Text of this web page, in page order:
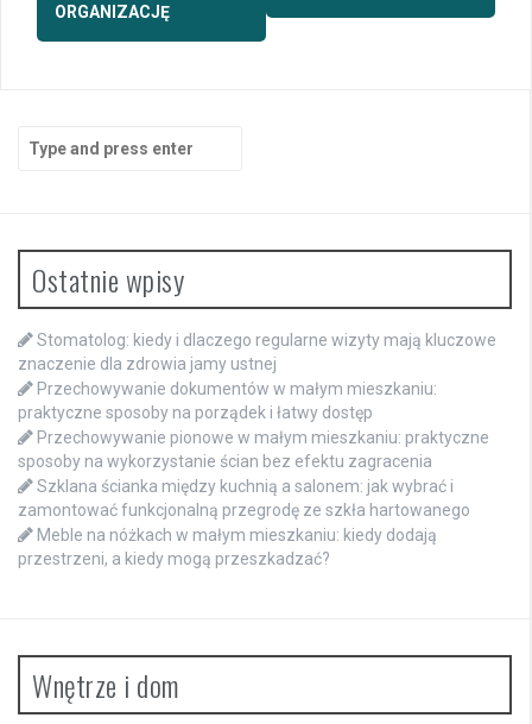
ORGANIZACJĘ
for:
Ostatnie wpisy
Stomatolog: kiedy i dlaczego regularne wizyty mają kluczowe
znaczenie dla zdrowia jamy ustnej
Przechowywanie dokumentów w małym mieszkaniu:
praktyczne sposoby na porządek i łatwy dostęp
Przechowywanie pionowe w małym mieszkaniu: praktyczne
sposoby na wykorzystanie ścian bez efektu zagracenia
Szklana ścianka między kuchnią a salonem: jak wybrać i
zamontować funkcjonalną przegrodę ze szkła hartowanego
Meble na nóżkach w małym mieszkaniu: kiedy dodają
przestrzeni, a kiedy mogą przeszkadzać?
Wnętrze i dom